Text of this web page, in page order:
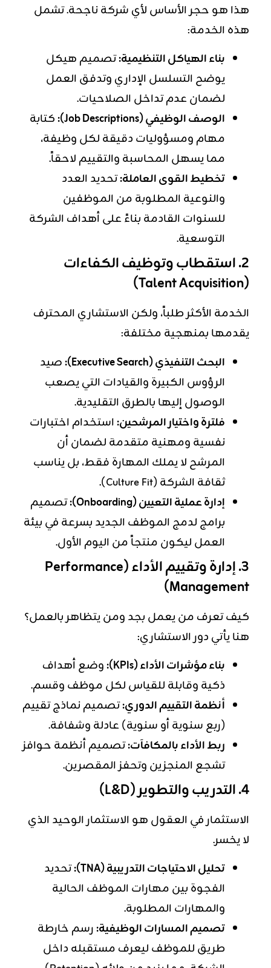
هذا هو حجر الأساس لأي شركة ناجحة. تشمل
هذه الخدمة:
بناء الهياكل التنظيمية:تصميم هيكل
يوضح التسلسل الإداري وتدفق العمل
لضمان عدم تداخل الصلاحيات.
الوصف الوظيفي (Job Descriptions):
كتابة
مهام ومسؤوليات دقيقة لكل وظيفة،
مما يسهل المحاسبة والتقييم لاحقاً.
تخطيط القوى العاملة:تحديد العدد
والنوعية المطلوبة من الموظفين
للسنوات القادمة بناءً على أهداف الشركة
التوسعية.
2. استقطاب وتوظيف الكفاءات
(Talent Acquisition)
الخدمة الأكثر طلباً، ولكن الاستشاري المحترف
يقدمها بمنهجية مختلفة:
البحث التنفيذي (Executive Search):
صيد
الرؤوس الكبيرة والقيادات التي يصعب
الوصول إليها بالطرق التقليدية.
فلترة واختيار المرشحين:استخدام اختبارات
نفسية ومهنية متقدمة لضمان أن
المرشح لا يملك المهارة فقط، بل يناسب
ثقافة الشركة (Culture Fit).
إدارة عملية التعيين (Onboarding):
تصميم
برامج لدمج الموظف الجديد بسرعة في بيئة
العمل ليكون منتجاً من اليوم الأول.
3. إدارة وتقييم الأداء (Performance
Management)
كيف تعرف من يعمل بجد ومن يتظاهر بالعمل؟
هنا يأتي دور الاستشاري:
بناء مؤشرات الأداء (KPIs):
وضع أهداف
ذكية وقابلة للقياس لكل موظف وقسم.
أنظمة التقييم الدوري:تصميم نماذج تقييم
(ربع سنوية أو سنوية) عادلة وشفافة.
ربط الأداء بالمكافآت:تصميم أنظمة حوافز
تشجع المنجزين وتحفز المقصرين.
4. التدريب والتطوير (L&D)
الاستثمار في العقول هو الاستثمار الوحيد الذي
لا يخسر.
تحليل الاحتياجات التدريبية (TNA):
تحديد
الفجوة بين مهارات الموظف الحالية
والمهارات المطلوبة.
تصميم المسارات الوظيفية:رسم خارطة
طريق للموظف ليعرف مستقبله داخل